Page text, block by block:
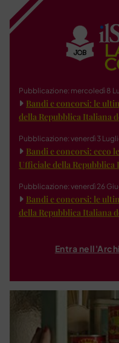
Pubblicazione: mercoledì 8
Bandi e concorsi: le
della Repubblica Italiana
Pubblicazione: venerdì 3
Bandi e concorsi: ecco
Ufficiale della Repubblica
Pubblicazione: venerdì 26
Bandi e concorsi: le
della Repubblica Italiana
Entra